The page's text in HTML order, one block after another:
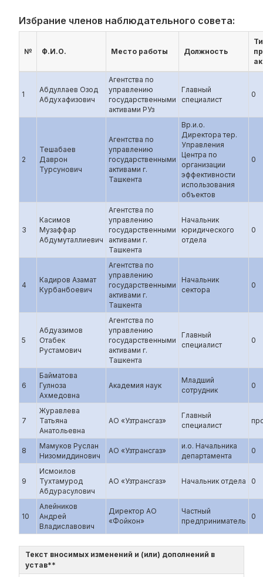
Избрание членов наблюдательного совета:
№ Ф.И.О. Место работы Должность
1
Абдуллаев Озод
Абдухафизович
Агентства по
управлению
государственными
активами РУз
Главный
специалист
0
2
Тешабаев
Даврон
Турсунович
Агентства по
управлению
государственными
активами г.
Ташкента
Вр.и.о.
Директора тер.
Управления
Центра по
организации
эффективности
использования
объектов
0
3
Касимов
Музаффар
Абдумуталлиевич
Агентства по
управлению
государственными
активами г.
Ташкента
Начальник
юридического
отдела
0
4
Кадиров Азамат
Курбанбоевич
Агентства по
управлению
государственными
активами г.
Ташкента
Начальник
сектора
0
5
Абдуазимов
Отабек
Рустамович
Агентства по
управлению
государственными
активами г.
Ташкента
Главный
специалист
0
6
Байматова
Гулноза
Ахмедовна
Академия наук
Младший
сотрудник
0
7
Журавлева
Татьяна
Анатольевна
АО «Узтрансгаз»
Главный
специалист
8
Мамуков Руслан
Низомиддинович
АО «Узтрансгаз»
и.о. Начальника
департамента
0
9
Исмоилов
Тухтамурод
Абдурасулович
АО «Узтрансгаз» Начальник отдела 0
10
Алейников
Андрей
Владиславович
Директор АО
«Фойкон»
Частный
предприниматель
0
Текст вносимых изменений и (или) дополнений в
устав**